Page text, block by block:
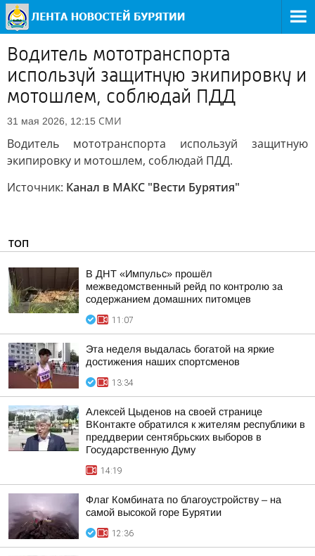
Водитель мототранспорта
используй защитную экипировку и
мотошлем, соблюдай ПДД
31 мая 2026, 12:15 СМИ
Водитель мототранспорта используй защитную
экипировку и мотошлем, соблюдай ПДД.
Источник: Канал в МАКС "Вести Бурятия"
ТОП
В ДНТ «Импульс» прошёл
межведомственный рейд по контролю за
содержанием домашних питомцев
11:07
Эта неделя выдалась богатой на яркие
достижения наших спортсменов
13:34
Алексей Цыденов на своей странице
ВКонтакте обратился к жителям республики в
преддверии сентябрьских выборов в
Государственную Думу
14:19
Флаг Комбината по благоустройству – на
самой высокой горе Бурятии
12:36